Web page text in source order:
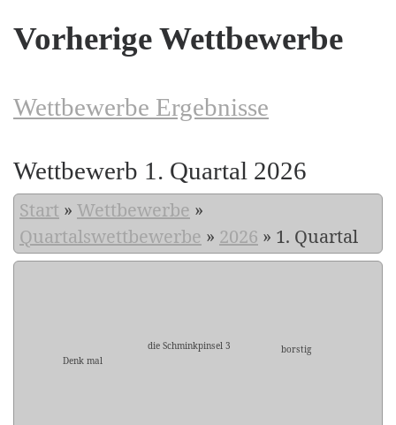
Vorherige Wettbewerbe
Wettbewerbe Ergebnisse
Wettbewerb 1. Quartal 2026
Start » Wettbewerbe »
Quartalswettbewerbe » 2026 » 1. Quartal
Denk mal
die Schminkpinsel 3 borstig